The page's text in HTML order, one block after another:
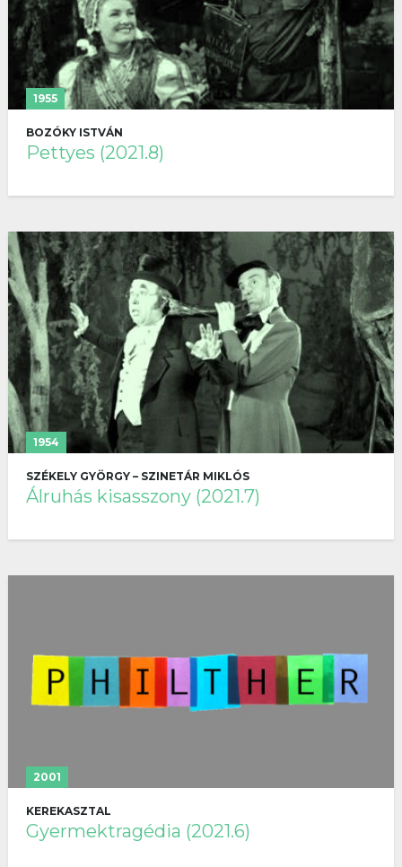
1955
BOZÓKY ISTVÁN
Pettyes (2021.8)
1954
SZÉKELY GYÖRGY – SZINETÁR MIKLÓS
Álruhás kisasszony (2021.7)
2001
KEREKASZTAL
Gyermektragédia (2021.6)